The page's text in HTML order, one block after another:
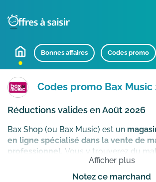
Bonnes affaires Codes promo
Codes promo Bax Music
Réductions valides en Août 2026
Bax Shop (ou Bax Music) est un
en ligne spécialisé dans la vente de
professionnel. Vous y trouverez du
sonorisation (casques audio, table de
équipement DJ, enceintes), d’éclairage
Afficher plus
Notez ce marchand